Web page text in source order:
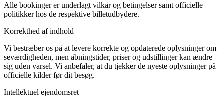
Alle bookinger er underlagt vilkår og betingelser samt officielle
politikker hos de respektive billetudbydere.
Korrekthed af indhold
Vi bestræber os på at levere korrekte og opdaterede oplysninger om
seværdigheden, men åbningstider, priser og udstillinger kan ændre
sig uden varsel. Vi anbefaler, at du tjekker de nyeste oplysninger på
officielle kilder før dit besøg.
Intellektuel ejendomsret